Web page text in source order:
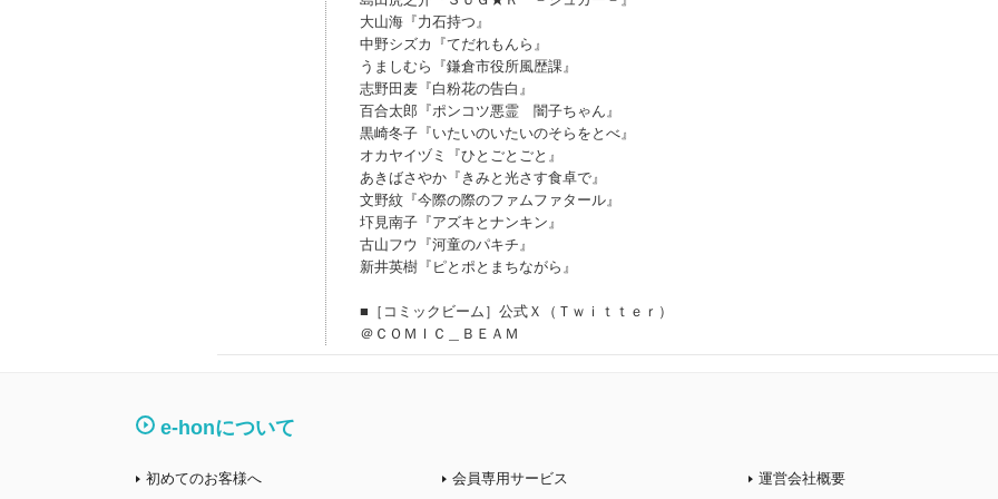
大山海『力石持つ』
中野シズカ『てだれもんら』
うましむら『鎌倉市役所風歴課』
志野田麦『白粉花の告白』
百合太郎『ポンコツ悪霊 闇子ちゃん』
黒崎冬子『いたいのいたいのそらをとべ』
オカヤイヅミ『ひとごとごと』
あきばさやか『きみと光さす食卓で』
文野紋『今際の際のファムファタール』
圷見南子『アズキとナンキン』
古山フウ『河童のパキチ』
新井英樹『ピとポとまちながら』
■［コミックビーム］公式Ｘ（Ｔｗｉｔｔｅｒ）
＠ＣＯＭＩＣ＿ＢＥＡＭ
e-honについて
初めてのお客様へ 会員専用サービス 運営会社概要